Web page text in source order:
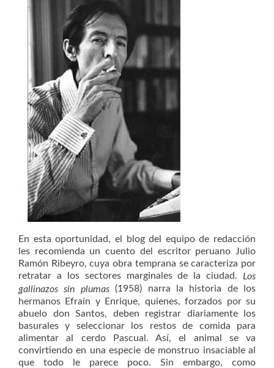
En esta oportunidad, el blog del equipo de redacción
les recomienda un cuento del escritor peruano Julio
Ramón Ribeyro, cuya obra temprana se caracteriza por
retratar a los sectores marginales de la ciudad. Los
gallinazos sin plumas(1958) narra la historia de los
hermanos Efraín y Enrique, quienes, forzados por su
abuelo don Santos, deben registrar diariamente los
basurales y seleccionar los restos de comida para
alimentar al cerdo Pascual. Así, el animal se va
convirtiendo en una especie de monstruo insaciable al
que todo le parece poco. Sin embargo, como